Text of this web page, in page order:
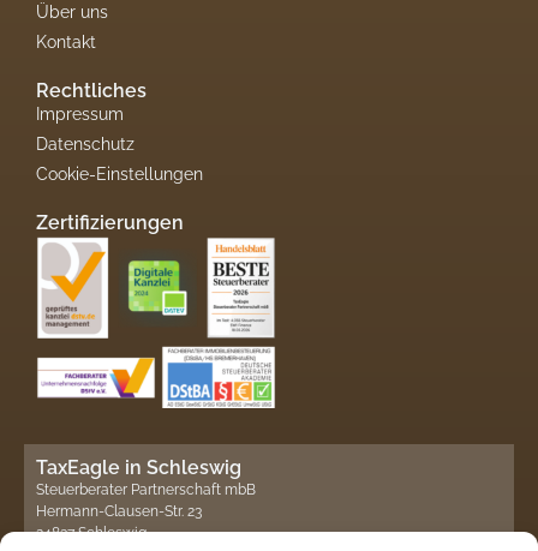
Über uns
Kontakt
Rechtliches
Impressum
Datenschutz
Cookie-Einstellungen
Zertifizierungen
TaxEagle in Schleswig
Steuerberater Partnerschaft mbB
Hermann-Clausen-Str. 23
24837 Schleswig